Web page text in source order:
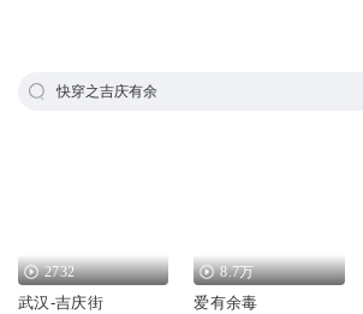
快穿之吉庆有余
2732
武汉-吉庆街
8.7万
爱有余毒